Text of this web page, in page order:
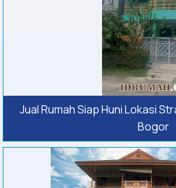
Jual Rumah Siap Huni Lokasi
Bogor